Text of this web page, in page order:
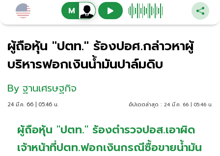
ผู้ถือหุ้น "ปตท." ร้องปอศ.กล่าวหาผู้
บริหารฟอกเงินน้ำมันปาล์มดิบ
By ฐานเศรษฐกิจ
24 มี.ค. 66 | 05:46 น. อัปเดตล่าสุด : 24 มี.ค. 66 | 05:46 น.
ผู้ถือหุ้น "ปตท." ร้องตำรวจปอส.เอาผิด
เจ้าหน้าที่ปตท.ฟอกเงินกรณีซื้อขายน้ำมัน